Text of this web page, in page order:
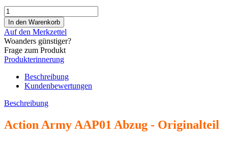
Auf den Merkzettel
Woanders günstiger?
Frage zum Produkt
Produkterinnerung
Beschreibung
Kundenbewertungen
Beschreibung
Action Army AAP01 Abzug - Originalteil